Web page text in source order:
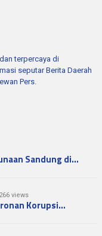
terpercaya di
seputar Berita Daerah
Pers.
Sandung di…
266 views
Korupsi…